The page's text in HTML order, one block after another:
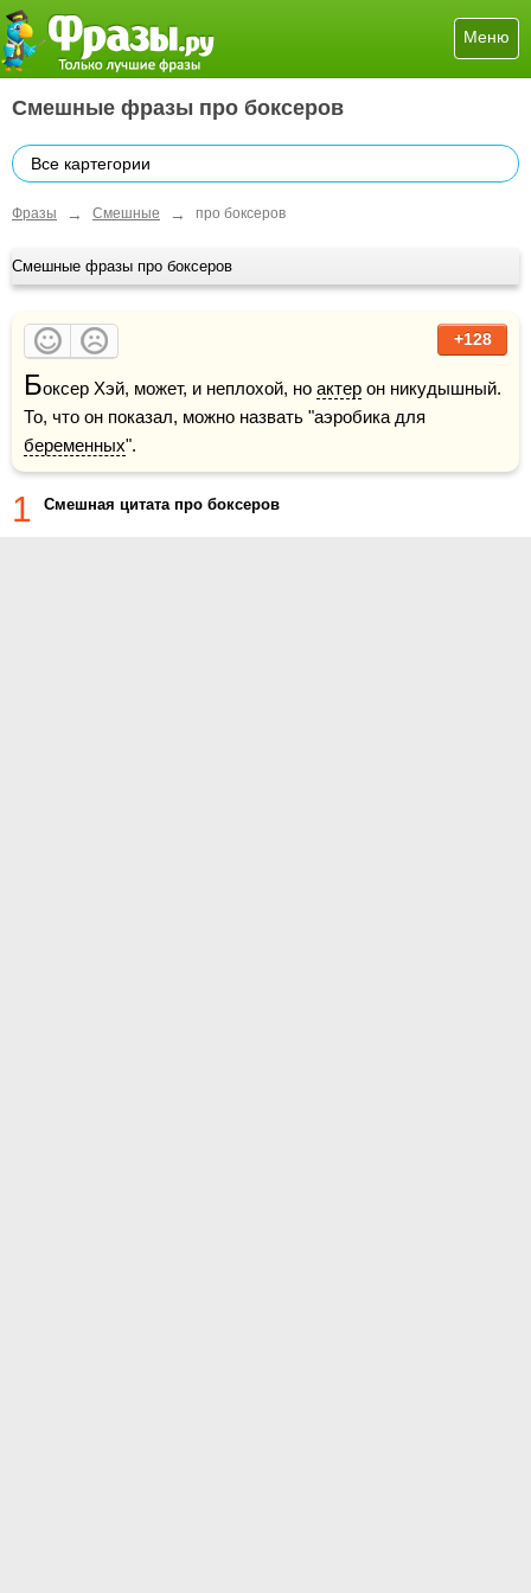
Меню
Смешные фразы про боксеров
Все картегории
Фразы → Смешные → про боксеров
Смешные фразы про боксеров
+128
Боксер Хэй, может, и неплохой, но актер он никудышный.
беременных".
1 Смешная цитата про боксеров